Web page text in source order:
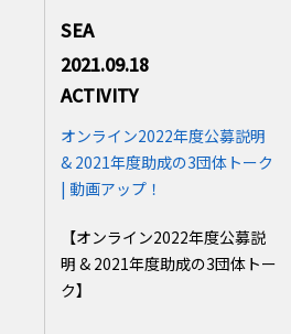
SEA
2021.09.18
ACTIVITY
オンライン2022年度公募説明
& 2021年度助成の3団体トーク
| 動画アップ！
【オンライン2022年度公募説
明 & 2021年度助成の3団体トー
ク】